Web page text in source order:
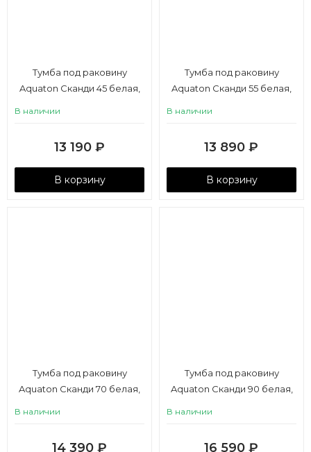
Тумба под раковину
Aquaton Сканди 45 белая,
В наличии
13 190 ₽
В корзину
Тумба под раковину
Aquaton Сканди 55 белая,
В наличии
13 890 ₽
В корзину
Тумба под раковину
Aquaton Сканди 70 белая,
В наличии
14 390 ₽
Тумба под раковину
Aquaton Сканди 90 белая,
В наличии
16 590 ₽